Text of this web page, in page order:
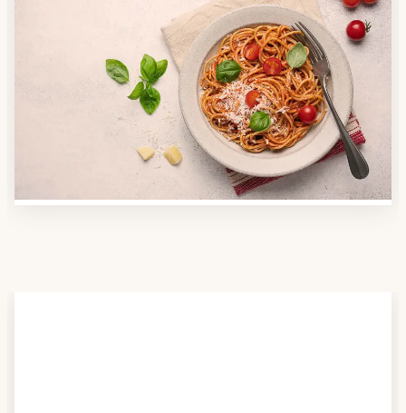
Anbieter finden
Nutzen Sie unsere große Mahlzeiten-Dienst-Suche,
um herauszufinden, welche Anbieter es in Ihrer
Region gibt und welcher am besten zu Ihnen passt.
Verschaffen Sie sich auch einen Überblick über die
Essen auf Rädern-Kosten.